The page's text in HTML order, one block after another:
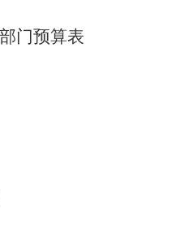
部门预算表